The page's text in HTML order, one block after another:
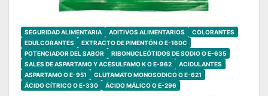
SEGURIDAD ALIMENTARIA ADITIVOS ALIMENTARIOS
COLORANTES
EDULCORANTES
EXTRACTO DE PIMENTÓN O E-160C
POTENCIADOR DEL SABOR
RIBONUCLEÓTIDOS DE SODIO O E-635
SALES DE ASPARTAMO Y ACESULFAMO K O E-962
ACIDULANTES
ASPARTAMO O E-951
GLUTAMATO MONOSODICO O E-621
ÁCIDO CÍTRICO O E-330
ÁCIDO MÁLICO O E-296